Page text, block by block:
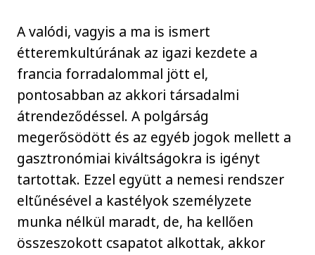
A valódi, vagyis a ma is ismert
étteremkultúrának az igazi kezdete a
francia forradalommal jött el,
pontosabban az akkori társadalmi
átrendeződéssel. A polgárság
megerősödött és az egyéb jogok mellett a
gasztronómiai kiváltságokra is igényt
tartottak. Ezzel együtt a nemesi rendszer
eltűnésével a kastélyok személyzete
munka nélkül maradt, de, ha kellően
összeszokott csapatot alkottak, akkor